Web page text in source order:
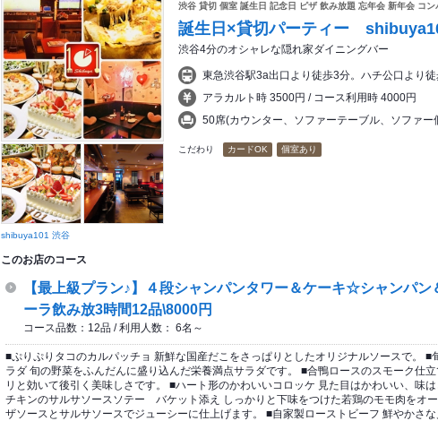
shibuya101 渋谷
渋谷 貸切 個室 誕生日 記念日 ピザ 飲み放題 忘年会 新年会 コ
誕生日×貸切パーティー
渋谷4分のオシャレな隠れ家ダイニングバー
東急渋谷駅3a出口より徒歩3分。ハチ公口より
アラカルト時 3500円 / コース利用時 4000円
50席(カウンター、ソファーテーブル、ソファー
こだわり カードOK 個室あり
このお店のコース
【最上級プラン♪】４段シャンパンタワー＆ケーキ☆シャンパン
ーラ飲み放3時間12品\8000円
コース品数：12品 / 利用人数： 6名～
■ぷりぷりタコのカルパッチョ 新鮮な国産だこをさっぱりとしたオリジナルソースで。 ■
ラダ 旬の野菜をふんだんに盛り込んだ栄養満点サラダです。 ■合鴨ロースのスモーク仕
リと効いて後引く美味しさです。 ■ハート形のかわいいコロッケ 見た目はかわいい、味
チキンのサルサソースソテー バケット添え しっかりと下味をつけた若鶏のモモ肉をオ
ザソースとサルサソースでジューシーに仕上げます。 ■自家製ローストビーフ 鮮やかさ